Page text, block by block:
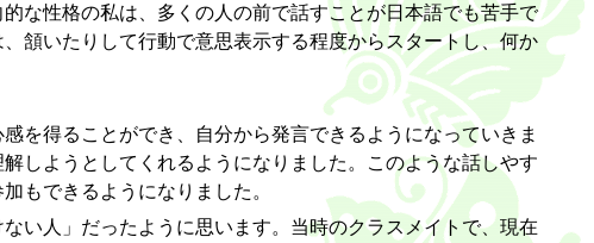
な性格の私は、多くの人の前で話すことが日本語でも苦手で
頷いたりして行動で意思表示する程度からスタートし、何か
を得ることができ、自分から発言できるようになっていきま
しようとしてくれるようになりました。このような話しやす
もできるようになりました。
い人」だったように思います。当時のクラスメイトで、現在